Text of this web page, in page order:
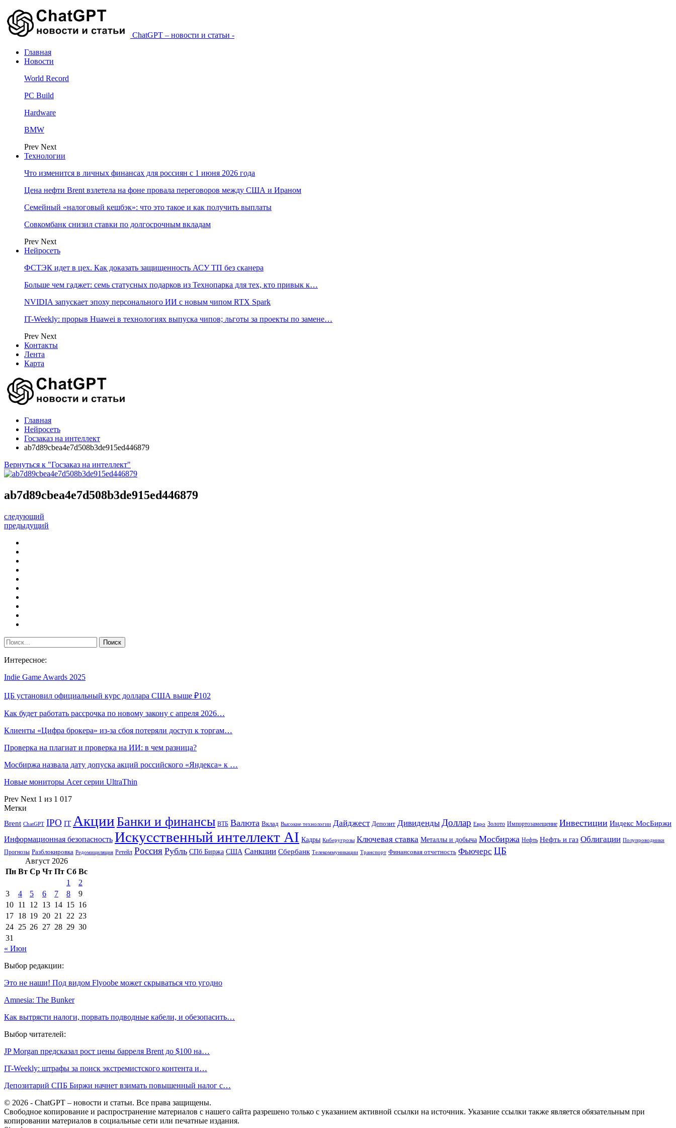
ChatGPT – новости и статьи -
Главная
Новости
World Record
PC Build
Hardware
BMW
Prev Next
Технологии
Что изменится в личных финансах для россиян с 1 июня 2026 года
Цена нефти Brent взлетела на фоне провала переговоров между США и Ираном
Семейный «налоговый кешбэк»: что это такое и как получить выплаты
Совкомбанк снизил ставки по долгосрочным вкладам
Prev Next
Нейросеть
ФСТЭК идет в цех. Как доказать защищенность АСУ ТП без сканера
Больше чем гаджет: семь статусных подарков из Технопарка для тех, кто привык к…
NVIDIA запускает эпоху персонального ИИ с новым чипом RTX Spark
IT-Weekly: прорыв Huawei в технологиях выпуска чипов; льготы за проекты по замене…
Prev Next
Контакты
Лента
Карта
Главная
Нейросеть
Госзаказ на интеллект
ab7d89cbea4e7d508b3de915ed446879
Вернуться к "Госзаказ на интеллект"
ab7d89cbea4e7d508b3de915ed446879
следующий
предыдущий
Интересное:
Indie Game Awards 2025
ЦБ установил официальный курс доллара США выше ₽102
Как будет работать рассрочка по новому закону с апреля 2026…
Клиенты «Цифра брокера» из-за сбоя потеряли доступ к торгам…
Проверка на плагиат и проверка на ИИ: в чем разница?
Мосбиржа назвала дату допуска акций российского «Яндекса» к …
Новые мониторы Acer серии UltraThin
Prev Next 1 из 1 017
Метки
Brent ChatGPT IPO IT АкцииБанки и финансы ВТБ Валюта Вклад Высокие технологии Дайджест Депозит Дивиденды Доллар Евро Золото Импортозамещение Инвестиции Индекс МосБиржи
Информационная безопасность Искусственный интеллект AI Кадры Киберугрозы Ключевая ставка Металлы и добыча Мосбиржа Нефть Нефть и газ Облигации Полупроводники
Прогнозы Разблокировка Редомициляция Ретейл Россия Рубль СПб Биржа США Санкции Сбербанк Телекоммуникации Транспорт Финансовая отчетность Фьючерс ЦБ
Август 2026
Пн Вт Ср Чт Пт Сб Вс
1
2
3
4 5 6 7 8
9
10 11 12 13 14 15 16
17 18 19 20 21 22 23
24 25 26 27 28 29 30
31
« Июн
Выбор редакции:
Это не наши! Под видом Flyoobe может скрываться что угодно
Amnesia: The Bunker
Как вытрясти налоги, порвать подводные кабели, и обезопасить…
Выбор читателей:
JP Morgan предсказал рост цены барреля Brent до $100 на…
IT-Weekly: штрафы за поиск экстремистского контента и…
Депозитарий СПБ Биржи начнет взимать повышенный налог с…
© 2026 - ChatGPT – новости и статьи. Все права защищены.
Свободное копирование и распространение материалов с нашего сайта разрешено только с указанием активной ссылки на источник. Указание ссылки также является обязательным при
копировании материалов в социальные сети или печатные издания.